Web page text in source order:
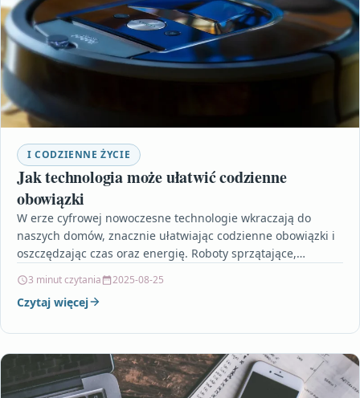
I CODZIENNE ŻYCIE
Jak technologia może ułatwić codzienne
obowiązki
W erze cyfrowej nowoczesne technologie wkraczają do
naszych domów, znacznie ułatwiając codzienne obowiązki i
oszczędzając czas oraz energię. Roboty sprzątające,
3 minut czytania 2025-08-25
Czytaj więcej